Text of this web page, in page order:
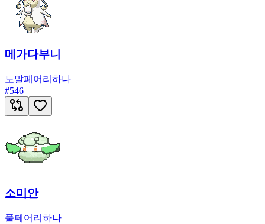
메가다부니
노말페어리 하나
#546
소미안
풀페어리 하나